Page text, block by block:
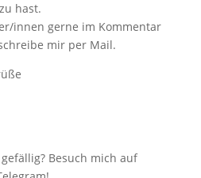
hast.
innen gerne im Kommentar
mir per Mail.
Besuch mich auf